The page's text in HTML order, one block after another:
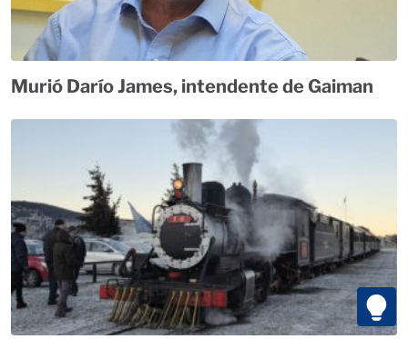
Murió Darío James, intendente de Gaiman